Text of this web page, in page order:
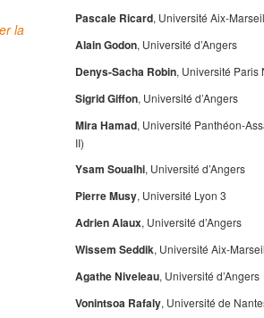
la
Pascale Ricard, Université Aix-
Alain Godon, Université d’Angers
Denys-Sacha Robin, Université Paris
Sigrid Giffon, Université d’Angers
Mira Hamad, Université Panthéon-
II)
Ysam Soualhi, Université d’Angers
Pierre Musy, Université Lyon 3
Adrien Alaux, Université d’Angers
Wissem Seddik, Université Aix-
Agathe Niveleau, Université d’Angers
Vonintsoa Rafaly, Université de